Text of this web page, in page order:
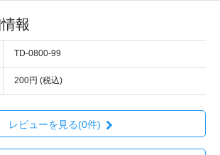
報
TD-0800-99
200円 (税込)
レビューを見る(0件)